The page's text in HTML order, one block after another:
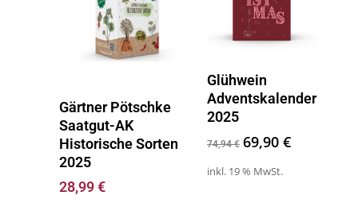
Gärtner Pötschke
Saatgut-AK
Historische Sorten
2025
28,99€
Glühwein
Adventskalender
2025
74,94€ 69,90 €
inkl. 19 % MwSt.